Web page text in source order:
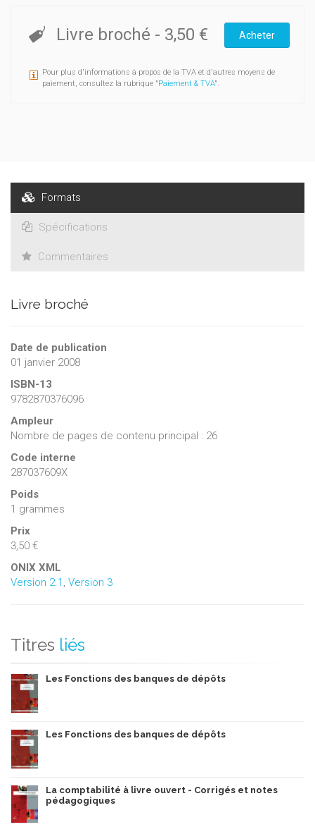
que le régime des allocations familiales des travailleurs
salariés? 2- Quelles sont les conditions qui donnent droit au
salariés? 3- Qui paye les allocations familiales ordinaires des
travailleurs salariés? 4- Comment le régime de sécurité
Livre broché - 3,50 € Acheter
Pour plus d'informations à propos de la TVA et d'autres moyens de
paiement, consultez la rubrique "Paiement & TVA".
Formats
Spécifications
Commentaires
Livre broché
Date de publication
01 janvier 2008
ISBN-13
9782870376096
Ampleur
Nombre de pages de contenu principal : 26
Code interne
287037609X
Poids
1 grammes
Prix
3,50 €
ONIX XML
Version 2.1 Version 3
Titres liés
Les Fonctions des banques de dépôts
Les Fonctions des banques de dépôts
La comptabilité à livre ouvert - Corrigés et notes
pédagogiques